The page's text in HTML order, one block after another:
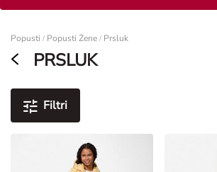
Popusti / Popusti Žene / Prsluk
PRSLUK
Filtri